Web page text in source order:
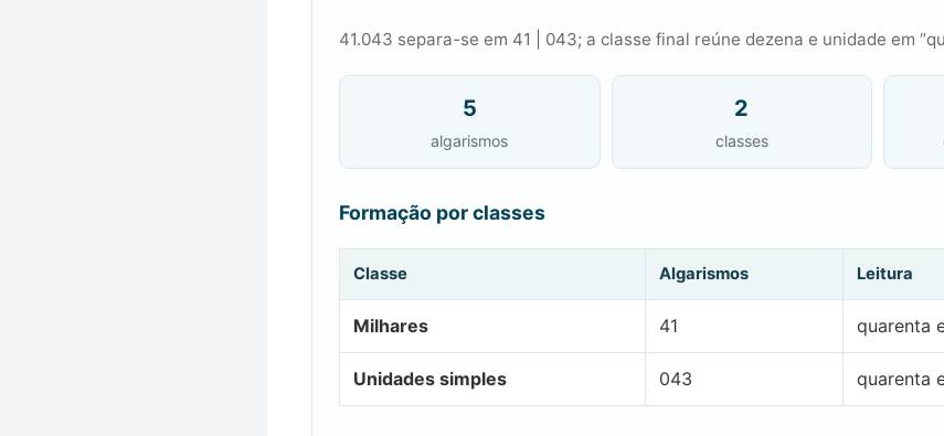
41.043 separa-se em 41 | 043; a classe final reúne dezena e unidade em
5
algarismos
2
classes
Formação por classes
Classe Algarismos Leitura
Milhares 41 quarenta
Unidades simples 043 quarenta